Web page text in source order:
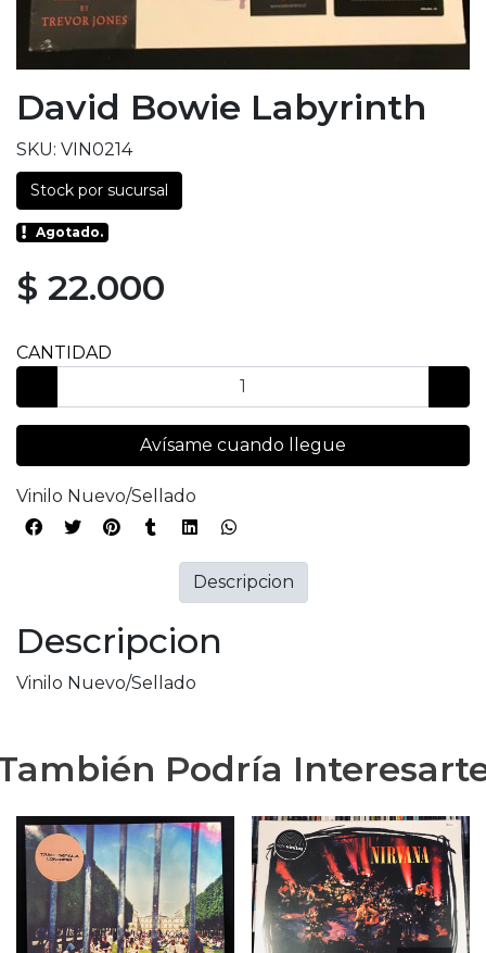
David Bowie Labyrinth
SKU: VIN0214
Stock por sucursal
Agotado.
$ 22.000
CANTIDAD
Avísame cuando llegue
Vinilo Nuevo/Sellado
Descripcion
Vinilo Nuevo/Sellado
Descripcion
Podría